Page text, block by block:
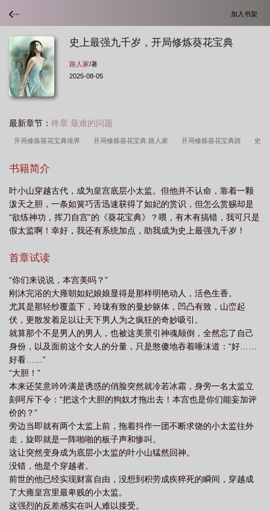
加入书架
史上最强九千岁，开局修炼葵花宝典
路人家/著
2025-08-05
最新章节： 终章 最难的问题
开局修炼葵花宝典境界 开局修炼葵花宝典 路人家 开局修炼葵花宝典路 史
书籍简介
叶小山穿越古代，成为皇宫底层小太监。但他并不认命，靠着一颗
泼天之胆，一条如簧巧舌迅速获得了如妃的赏识，但怎么赏赐却是
“欲练神功，挥刀自宫”的《葵花宝典》？喂，有木有搞错，我可只是
假太监啊！幸好，我还有系统加点，助我成为史上最强九千岁！
首章试读
“你们来说说，本宫美吗？”
刚沐完浴的大雍朝如妃娘娘显得是那样明艳动人，活色生香。
尤其是那轻纱覆盖下，玲珑有致的曼妙躯体，凹凸有致，山峦起
伏，更散发着足以让天下男人为之疯狂的奇妙吸引。
就算那个不是男人的男人，也被这美景引神魂颠倒，全然忘了自己
身份，以及面前这个女人的分量，只是憨傻地吞着唾沫道：“好……
好看……”
“大胆！”
本来还笑意吟吟满是诱惑的俏脸突然就冷若冰霜，身旁一名太监立
刻呵斥下令：“把这个大胆的狗奴才拖出去！本宫也是你们能妄加评
价的？”
旁边当即就有两个太监上前，拖着抖作一团不断求饶的小太监往外
走，旋即就是一阵啪啪的板子声和惨叫。
这让突然变身成为底层小太监的叶小山猛然回神。
没错，他是个穿越者。
前世的他已经实现财富自由，没想到积劳成疾猝死的瞬间，穿越成
了大雍皇宫里最卑贱的小太监。
这强烈的反差感实在叫人难以接受。